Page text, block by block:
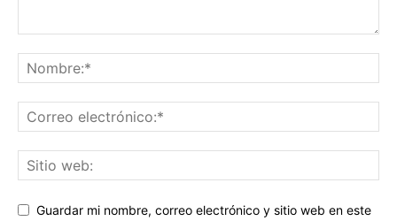
Guardar mi nombre, correo electrónico y sitio web en este